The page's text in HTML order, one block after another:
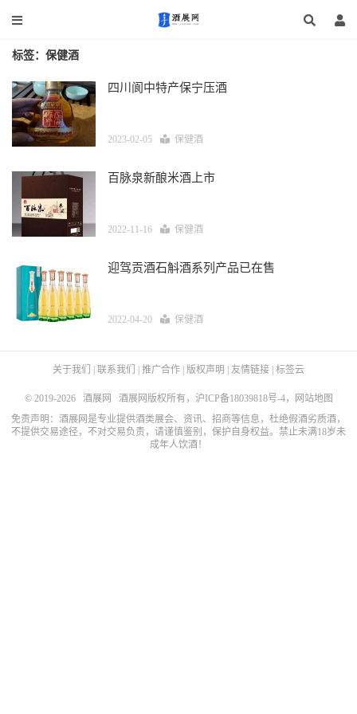
标签：保健酒
四川阆中特产保宁压酒
2023-02-05 保健酒
百脉泉新酿米酒上市
2022-11-16 保健酒
迎驾贡酒石斛酒系列产品已在售
2022-04-20 保健酒
关于我们 联系我们 推广合作 版权声明 友情链接 标签云
© 2019-2026 酒展网 酒展网版权所有， 沪ICP备18039818号-4，
网站地图
免责声明：酒展网是专业提供酒类展会、资讯、招商等信息，杜绝假酒劣质酒，
不提供交易途径，不对交易负责，请谨慎鉴别，保护自身权益。禁止未满18岁未
成年人饮酒！